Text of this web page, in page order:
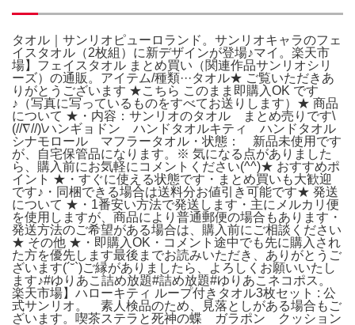
タオル｜サンリオピューロランド。サンリオキャラのフェ
イスタオル（2枚組）に新デザインが登場♪マイ。楽天市
場】フェイスタオル まとめ買い（関連作品サンリオシリ
ーズ）の通販。アイテム/種類···タオル★ ご覧いただきあ
りがとうございます ★こちら このまま即購入OK です
♪（写真に写っているものをすべてお送りします）★ 商品
について ★・内容：サンリオのタオル まとめ売りです\
(//∇//)\ハンギョドン ハンドタオルキティ ハンドタオル
シナモロール マフラータオル・状態： 新品未使用です
が、自宅保管品になります。※ 気になる点がありました
ら、購入前にお気軽にコメントください(^^)★ おすすめポ
イント ★・すぐに使える状態です・まとめ買いも大歓迎
です♪・同梱できる場合は送料分お値引き可能です★ 発送
について ★・1番安い方法で発送します・主にメルカリ便
を使用しますが、商品により普通郵便の場合もあります・
発送方法のご希望がある場合は、購入前にご相談ください
★ その他 ★・即購入OK・コメント途中でも先に購入され
た方を優先します最後までお読みいただき、ありがとうご
ざいます(´˘`)ご縁がありましたら、よろしくお願いいたし
ます♪#ゆりあこ詰め放題#詰め放題#ゆりあこネコポス。
楽天市場】ハローキティ ループ付きタオル3枚セット : 公
式サンリオ。 素人検品のため、見落としがある場合もご
ざいます。喫茶ステラと死神の蝶 ガラポン クッション